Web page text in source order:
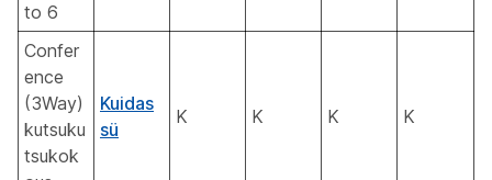
to 6
Confer
ence
(3Way)
kutsuku
tsukok
Kuidas
sü
K K K K